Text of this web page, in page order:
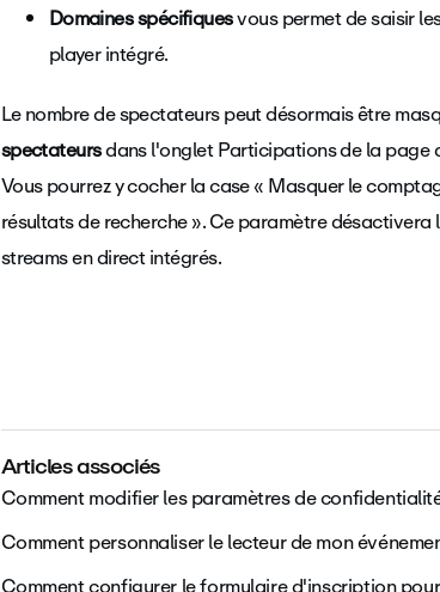
Domaines spécifiquesvous permet de saisir
player intégré.
Le nombre de spectateurs peut désormais être
spectateursdans l'onglet Participations de la page
Vous pourrez y cocher la case « Masquer le
résultats de recherche ». Ce paramètre
streams en direct intégrés.
Articles associés
Comment modifier les paramètres de
Comment personnaliser le lecteur de mon